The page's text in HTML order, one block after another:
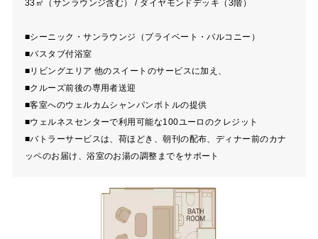
33㎡（サンラウンジ含む） / ダイヤモンドデッキ（3階）
■シーニック・サンラウンジ（プライベート・バルコニー）
■バスタブ付浴室
■リビングエリア 他のスイートのサービスに加え、
■クルーズ前後の専用者送迎
■客室へのウェルカムシャンパンボトルの提供
■ウェルネスセンターで利用可能な100ユーロのクレジット
■バトラーサービスは、荷ほどき、朝刊の配布、ディナー前のカナ
ッペのお届け、浴室のお湯の調整までをサポート